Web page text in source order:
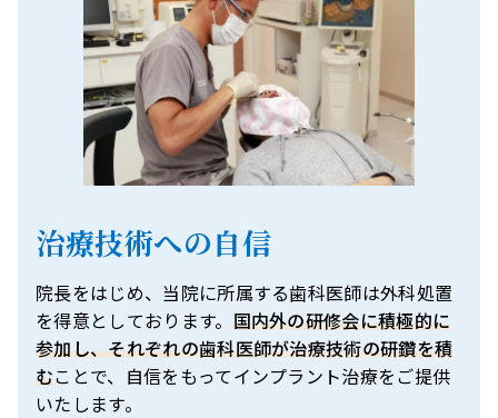
治療技術への自信
院長をはじめ、当院に所属する歯科医師は外科処置
を得意としております。 国内外の研修会に積極的に
参加し、それぞれの歯科医師が治療技術の研鑽を積
むことで、自信をもってインプラント治療をご提供
いたします。